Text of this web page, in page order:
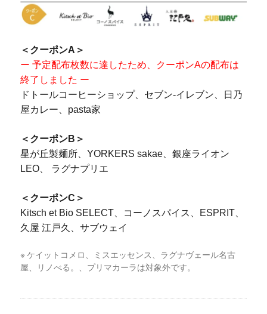
＜クーポンA＞
ー 予定配布枚数に達したため、クーポンAの配布は
終了しました ー
ドトールコーヒーショップ、セブン-イレブン、日乃
屋カレー、pasta家
＜ クーポンB＞
星が丘製麺所、YORKERS sakae、銀座ライオン
LEO、 ラグナプリエ
＜ クーポンC＞
Kitsch et Bio SELECT、コーノスパイス、ESPRIT、
久屋 江戸久、サブウェイ
ケイットコメロ、ミスエッセンス、ラグナヴェール名古
屋、リノべる。、プリマカーラは対象外です。